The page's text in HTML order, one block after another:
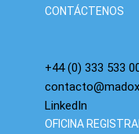
+44 (0) 333 533
LinkedIn
CONTÁCTENOS
OFICINA